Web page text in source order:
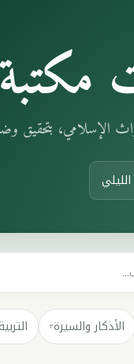
الإسلامي، بتحقيق
الأذكار والسيرة٣